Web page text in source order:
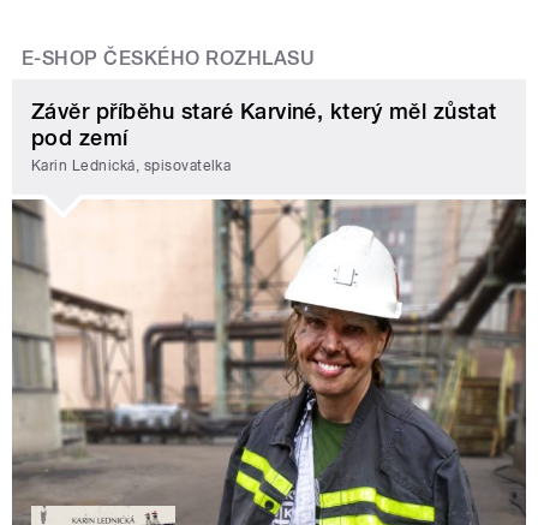
E-SHOP ČESKÉHO ROZHLASU
Závěr příběhu staré Karviné, který měl zůstat
pod zemí
Karin Lednická, spisovatelka